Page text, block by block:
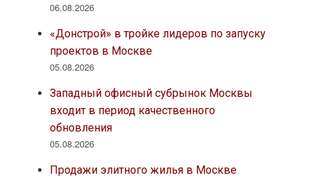
06.08.2026
«Донстрой» в тройке лидеров по запуску
проектов в Москве
05.08.2026
Западный офисный субрынок Москвы
входит в период качественного
обновления
05.08.2026
Продажи элитного жилья в Москве